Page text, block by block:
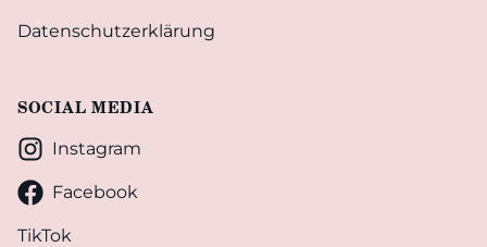
Datenschutzerklärung
SOCIAL MEDIA
Instagram
Facebook
TikTok